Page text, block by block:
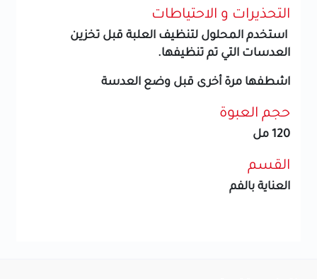
التحذيرات و الاحتياطات
استخدم المحلول لتنظيف العلبة قبل تخزين
العدسات التي تم تنظيفها.
اشطفها مرة أخرى قبل وضع العدسة
حجم العبوة
120 مل
القسم
العناية بالفم